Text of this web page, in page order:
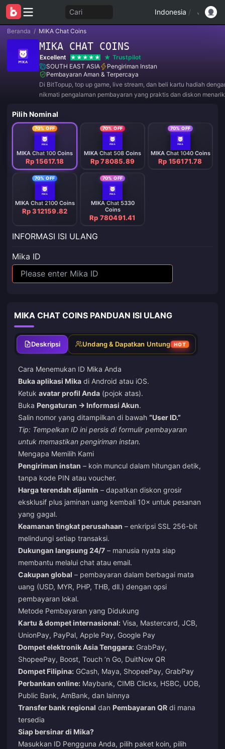
Cari Indonesia /
Beranda / MIKA Chat Coins
MIKA CHAT COINS
Excellent
Trustpilot
SOUTH EAST ASIA
Pengiriman Instan
Pembayaran Aman & Terpercaya
Di BitTopup, top up game, live stream, dan beli kartu hadiah
nikmati pengalaman pembayaran yang praktis dan diskon
Pilih Nominal
70% OFF
MIKA Chat 100 Coins
Rp 15617.18
70% OFF
MIKA Chat 508 Coins
Rp 78085.89
70% OFF
MIKA Chat 1040 Coins
Rp 156171.78
70% OFF
MIKA Chat 2100 Coins
Rp 312159.82
70% OFF
MIKA Chat 5330
Coins
Rp 780491.41
INFORMASI ISI ULANG
Mika ID
MIKA CHAT COINS PANDUAN ISI ULANG
Deskripsi Undang & Dapatkan Untung HOT
Cara Menemukan ID Mika Anda
Buka aplikasi Mika di Android atau iOS.
Ketuk avatar profil Anda (pojok atas).
Buka Pengaturan → Informasi Akun.
Salin nomor yang ditampilkan di bawah “User ID.”
Tip: Tempelkan ID ini persis di formulir pembayaran
untuk memastikan pengiriman instan.
Mengapa Memilih Kami
Pengiriman instan – koin muncul dalam hitungan detik,
tanpa kode PIN atau voucher.
Harga terendah dijamin – dapatkan diskon grosir
eksklusif plus jaminan uang kembali 10× untuk pesanan
yang gagal.
Keamanan tingkat perusahaan – enkripsi SSL 256-bit
melindungi setiap transaksi.
Dukungan langsung 24/7 – manusia nyata siap
membantu melalui chat atau email.
Cakupan global – pembayaran dalam berbagai mata
uang (USD, MYR, PHP, THB, dll.) dengan opsi
pembayaran lokal.
Metode Pembayaran yang Didukung
Kartu & dompet internasional: Visa, Mastercard, JCB,
UnionPay, PayPal, Apple Pay, Google Pay
Dompet elektronik Asia Tenggara: GrabPay,
ShopeePay, Boost, Touch ’n Go, DuitNow QR
Dompet Filipina: GCash, Maya, ShopeePay, GrabPay
Perbankan online: Maybank, CIMB Clicks, HSBC, UOB,
Public Bank, AmBank, dan lainnya
Transfer bank regional dan Pembayaran QR di mana
tersedia
Siap bersinar di Mika?
Masukkan ID Pengguna Anda, pilih paket koin, pilih